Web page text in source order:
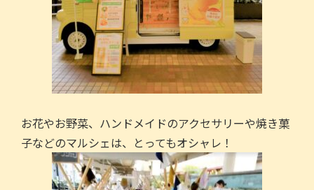
お花やお野菜、ハンドメイドのアクセサリーや焼き菓
子などのマルシェは、とってもオシャレ！